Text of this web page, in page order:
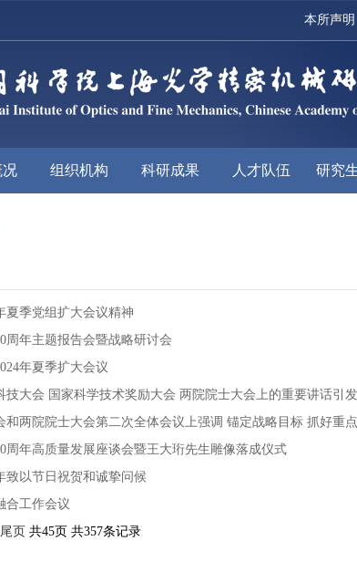
本所声明
况 组织机构 科研成果 人才队伍 研究
夏季党组扩大会议精神
周年主题报告会暨战略研讨会
年夏季扩大会议
技大会 国家科学技术奖励大会 两院院士大会上的重要讲话引
和两院院士大会第二次全体会议上强调 锚定战略目标 抓好重
周年高质量发展座谈会暨王大珩先生雕像落成仪式
致以节日祝贺和诚挚问候
合工作会议
尾页 共45页 共357条记录